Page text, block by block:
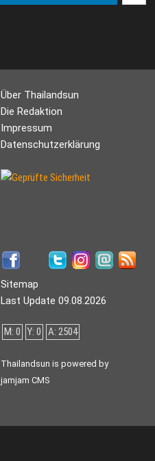
Über Thailandsun
Die Redaktion
Impressum
Datenschutzerklärung
Sitemap
Last Update 09.08.2026
M: 0 Y: 0 A: 2504
Thailandsun is powered by
jamjam CMS